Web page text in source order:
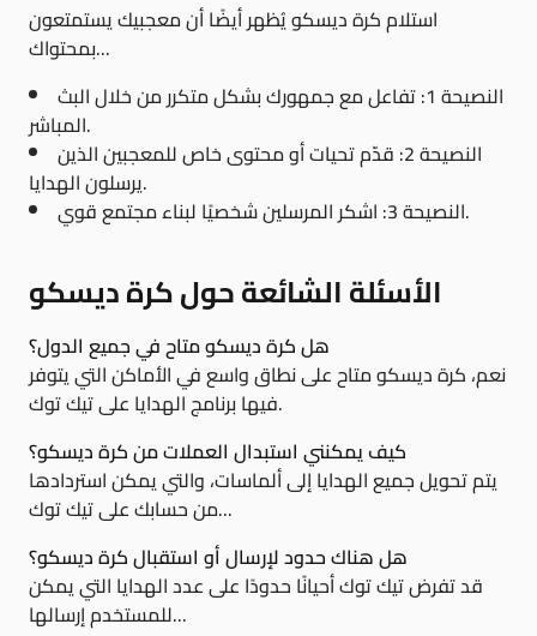
استلام كرة ديسكو يُظهر أيضًا أن معجبيك يستمتعون
بمحتواك...
النصيحة 1: تفاعل مع جمهورك بشكل متكرر من خلال البث
المباشر.
النصيحة 2: قدّم تحيات أو محتوى خاص للمعجبين الذين
يرسلون الهدايا.
النصيحة 3: اشكر المرسلين شخصيًا لبناء مجتمع قوي.
الأسئلة الشائعة حول كرة ديسكو
هل كرة ديسكو متاح في جميع الدول؟
نعم، كرة ديسكو متاح على نطاق واسع في الأماكن التي يتوفر
فيها برنامج الهدايا على تيك توك.
كيف يمكنني استبدال العملات من كرة ديسكو؟
يتم تحويل جميع الهدايا إلى ألماسات، والتي يمكن استردادها
من حسابك على تيك توك...
هل هناك حدود لإرسال أو استقبال كرة ديسكو؟
قد تفرض تيك توك أحيانًا حدودًا على عدد الهدايا التي يمكن
للمستخدم إرسالها...